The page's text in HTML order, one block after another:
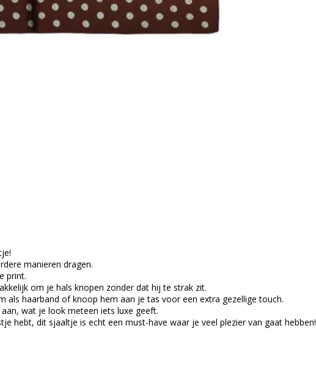
manieren dragen.
print.
om je hals knopen zonder dat hij te strak zit.
als haarband of knoop hem aan je tas voor een extra gezellige touch.
wat je look meteen iets luxe geeft.
hebt, dit sjaaltje is echt een must-have waar je veel plezier van gaat hebben!